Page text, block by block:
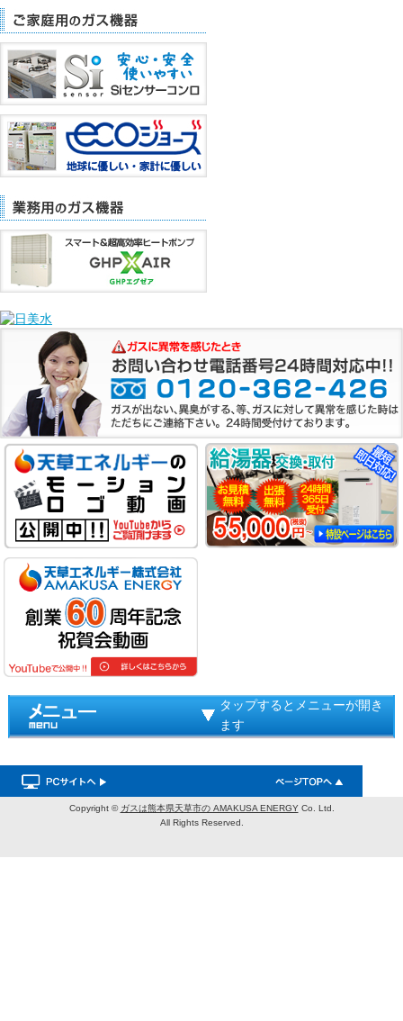
タップするとメニューが開き
ます
Copyright © ガスは熊本県天草市の AMAKUSA ENERGYCo. Ltd.
All Rights Reserved.